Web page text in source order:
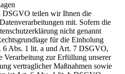
DSGVO teilen wir Ihnen die
mit. Sofern die
nicht genannt
für die Einholung
Abs. 1 lit. a und Art. 7 DSGVO,
Verarbeitung zur Erfüllung unserer
vertraglicher Maßnahmen sowie